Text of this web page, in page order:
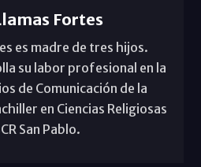
Fortes
es madre de tres hijos.
su labor profesional en la
de Comunicación de la
en Ciencias Religiosas
San Pablo.